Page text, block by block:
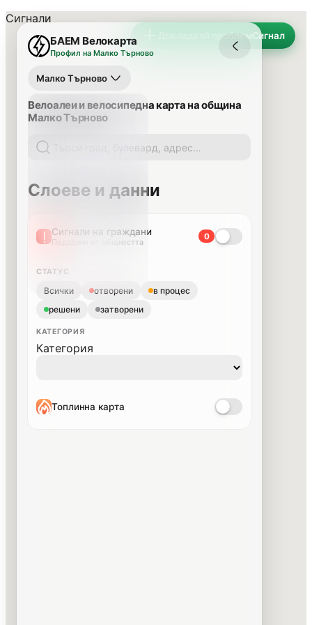
Докладвай проблемСигнал
БАЕМ Велокарта
Профил на Малко Търново
Малко Търново
Велоалеи и велосипедна карта на община
Малко Търново
Слоеве и данни
Сигнали на граждани
Подадени от общността
0
СТАТУС
Всички отворени
в процес
решени
затворени
КАТЕГОРИЯ
Категория
Топлинна карта
Сигнали